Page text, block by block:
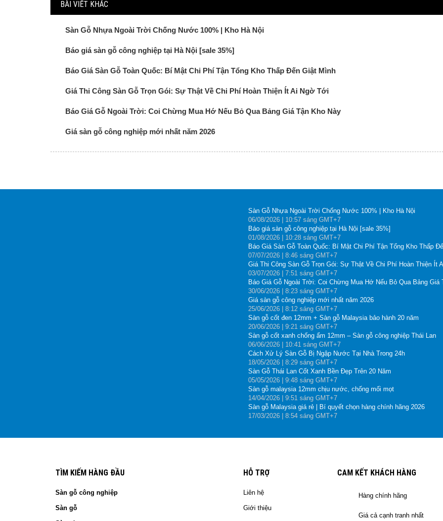
BÀI VIẾT KHÁC
Sàn Gỗ Nhựa Ngoài Trời Chống Nước 100% | Kho Hà Nội
Báo giá sàn gỗ công nghiệp tại Hà Nội [sale 35%]
Báo Giá Sàn Gỗ Toàn Quốc: Bí Mật Chi Phí Tận Tổng Kho Thấp Đến Giật Mình
Giá Thi Công Sàn Gỗ Trọn Gói: Sự Thật Về Chi Phí Hoàn Thiện Ít Ai Ngờ Tới
Báo Giá Gỗ Ngoài Trời: Coi Chừng Mua Hớ Nếu Bỏ Qua Bảng Giá Tận Kho Này
Giá sàn gỗ công nghiệp mới nhất năm 2026
Sàn Gỗ Nhựa Ngoài Trời Chống Nước 100% | Kho Hà Nội
06/08/2026 | 10:57 sáng GMT+7
Báo giá sàn gỗ công nghiệp tại Hà Nội [sale 35%]
01/08/2026 | 10:28 sáng GMT+7
Báo Giá Sàn Gỗ Toàn Quốc: Bí Mật Chi Phí Tận Tổng Kho Thấp
07/07/2026 | 8:46 sáng GMT+7
Giá Thi Công Sàn Gỗ Trọn Gói: Sự Thật Về Chi Phí Hoàn Thiện Ít
03/07/2026 | 7:51 sáng GMT+7
Báo Giá Gỗ Ngoài Trời: Coi Chừng Mua Hớ Nếu Bỏ Qua Bảng Giá
30/06/2026 | 8:23 sáng GMT+7
Giá sàn gỗ công nghiệp mới nhất năm 2026
25/06/2026 | 8:12 sáng GMT+7
Sàn gỗ cốt đen 12mm + Sàn gỗ Malaysia bảo hành 20 năm
20/06/2026 | 9:21 sáng GMT+7
Sàn gỗ cốt xanh chống ẩm 12mm – Sàn gỗ công nghiệp Thái Lan
06/06/2026 | 10:41 sáng GMT+7
Cách Xử Lý Sàn Gỗ Bị Ngập Nước Tại Nhà Trong 24h
18/05/2026 | 8:29 sáng GMT+7
Sàn Gỗ Thái Lan Cốt Xanh Bền Đẹp Trên 20 Năm
05/05/2026 | 9:48 sáng GMT+7
Sàn gỗ malaysia 12mm chịu nước, chống mối mọt
14/04/2026 | 9:51 sáng GMT+7
Sàn gỗ Malaysia giá rẻ | Bí quyết chọn hàng chính hãng 2026
17/03/2026 | 8:54 sáng GMT+7
TÌM KIẾM HÀNG ĐẦU
Sàn gỗ công nghiệp
Sàn gỗ
HỖ TRỢ
Liên hệ
Giới thiệu
CAM KẾT KHÁCH HÀNG
Hàng chính hãng
Giá cả cạnh tranh nhất